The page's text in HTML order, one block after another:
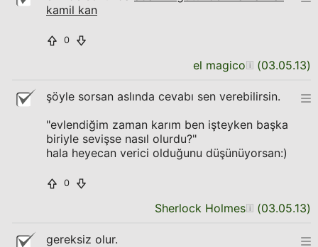
kamil kan
0
el magico (03.05.13)
şöyle sorsan aslında cevabı sen verebilirsin.
"evlendiğim zaman karım ben işteyken başka
biriyle sevişse nasıl olurdu?"
hala heyecan verici olduğunu düşünüyorsan:)
0
Sherlock Holmes (03.05.13)
gereksiz olur.